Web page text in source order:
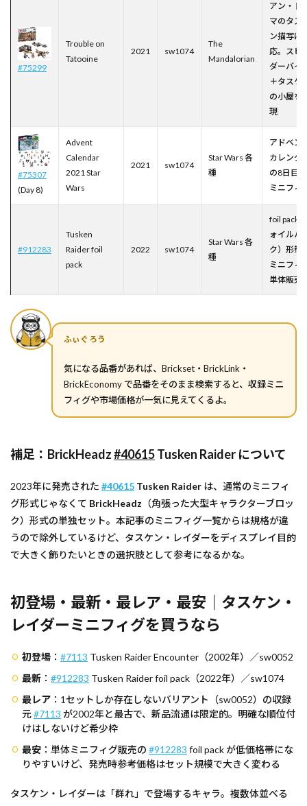
#75299
Trouble on
Tatooine
2021 sw1074
The
Mandalorian
アン・ド
マのタス
ン描写に
応。スピ
ダーバイ
＋タスケ
の小屋を
現
#75307
(Day 8)
Advent
Calendar
2021 Star
Wars
2021 sw1074
Star Wars 各
種
アドベン
カレンダ
の8日目
ミニフィ
#912283
Tusken
Raider foil
pack
2022 sw1074
Star Wars 各
種
foil pack
ォイルパ
ク）形態
ミニフィ
単体販売
ふぃぐろう
気になる品番があれば、Brickset・BrickLink・
BrickEconomy で品番をそのまま検索すると、収録ミニ
フィグや市場価格が一気に見えてくるよ。
補足：BrickHeadz#40615Tusken Raider について
2023年に発売された #40615 Tusken Raider は、通常のミニフィ
グ形式じゃなくて BrickHeadz （角張った大型キャラクターブロッ
ク）形式の単独セット。本記事のミニフィグ一覧からは規格が違
うので除外しているけど、タスケン・レイダーをディスプレイ目的
で大きく飾りたいときの選択肢として参考になるかな。
初登場・最新・最レア・最安｜タスケン・
レイダーミニフィグを買うなら
初登場 ： #7113 Tusken Raider Encounter（2002年）／sw0052
最新 ： #912283 Tusken Raider foil pack（2022年）／sw1074
最レア ：1セットしか存在しないバリアント（sw0052）の収録
元#7113 が2002年と最古で、新品流通は限定的。明確な順位付
けはしないけど希少枠
最安 ：単体ミニフィグ販売の #912283 foil pack が低価格帯にな
りやすいけど、発売時参考価格はセット規模で大きく変わる
タスケン・レイダーは「群れ」で登場するキャラ。複数体並べる